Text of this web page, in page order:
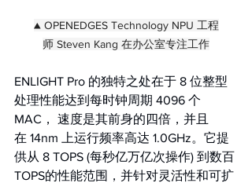
▲ OPENEDGES Technology NPU 工程
师 Steven Kang 在办公室专注工作
ENLIGHT Pro 的独特之处在于 8 位整型
处理性能达到每时钟周期 4096 个
MAC， 速度是其前身的四倍，并且
在 14nm 上运行频率高达 1.0GHz。它提
供从 8 TOPS (每秒亿万亿次操作) 到数百
TOPS的性能范围，并针对灵活性和可扩